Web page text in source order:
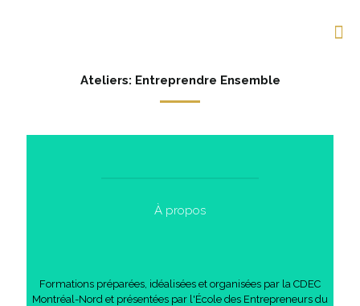
Ateliers: Entreprendre Ensemble
À propos
Formations préparées, idéalisées et organisées par la CDEC
Montréal-Nord et présentées par l'École des Entrepreneurs du